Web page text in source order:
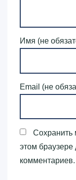
Имя (не
Email (не
Сохранить
этом
комментариев.